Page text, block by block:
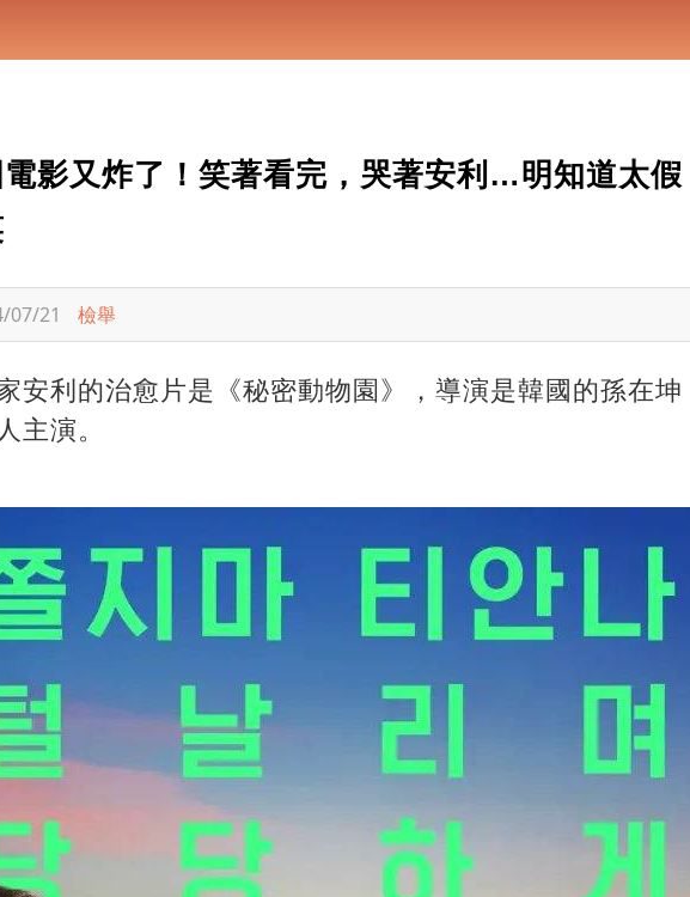
影又炸了！笑著看完，哭著安利…明知道太
07/21 檢舉
安利的治愈片是《秘密動物園》，導演是韓國的孫在
主演。